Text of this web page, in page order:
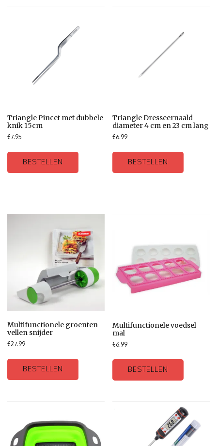
Triangle Pincet met dubbele
knik 15cm
€7.95
BESTELLEN
Triangle Dresseernaald
diameter 4 cm en 23 cm lang
€6.99
BESTELLEN
Multifunctionele groenten
vellen snijder
€27.99
BESTELLEN
Multifunctionele voedsel
mal
€6.99
BESTELLEN